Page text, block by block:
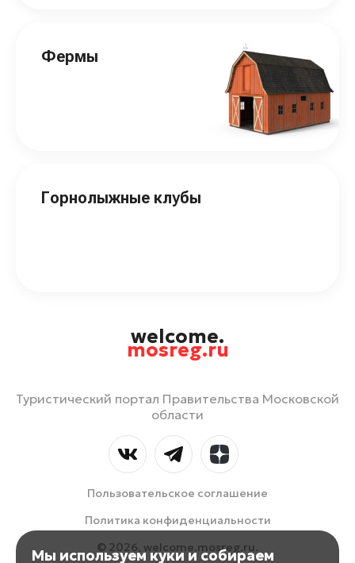
Фермы
Горнолыжные клубы
welcome.
mosreg.ru
Туристический портал Правительства Московской
области
Пользовательское соглашение
Политика конфиденциальности
© 2026, welcome.mosreg.ru.
Мы используем куки и собираем